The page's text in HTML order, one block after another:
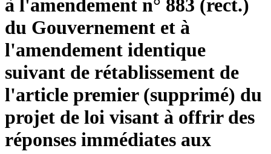
à l'amendement n° 883 (rect.)
du Gouvernement et à
l'amendement identique
suivant de rétablissement de
l'article premier (supprimé) du
projet de loi visant à offrir des
réponses immédiates aux